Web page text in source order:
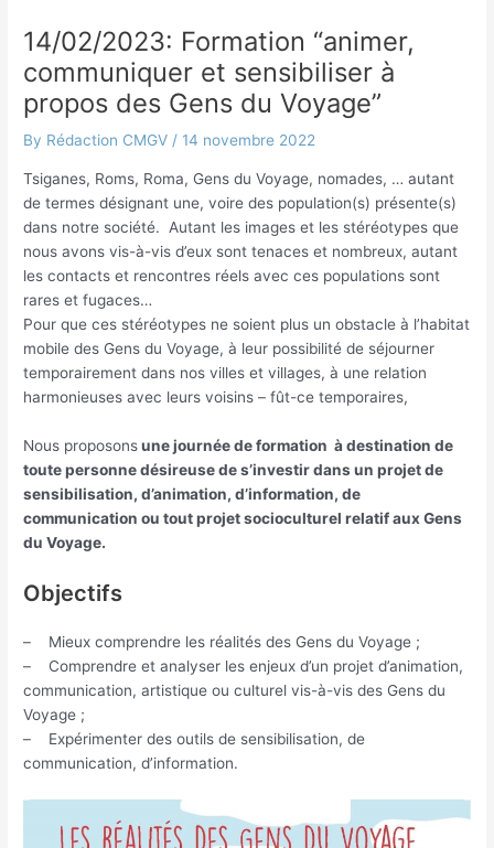
14/02/2023: Formation “animer,
communiquer et sensibiliser à
propos des Gens du Voyage”
By Rédaction CMGV/ 14 novembre 2022
Tsiganes, Roms, Roma, Gens du Voyage, nomades, … autant
de termes désignant une, voire des population(s) présente(s)
dans notre société. Autant les images et les stéréotypes que
nous avons vis-à-vis d’eux sont tenaces et nombreux, autant
les contacts et rencontres réels avec ces populations sont
rares et fugaces…
Pour que ces stéréotypes ne soient plus un obstacle à l’habitat
mobile des Gens du Voyage, à leur possibilité de séjourner
temporairement dans nos villes et villages, à une relation
harmonieuses avec leurs voisins – fût-ce temporaires,
Nous proposonsune journée de formation à destination de
toute personne désireuse de s’investir dans un projet de
sensibilisation, d’animation, d’information, de
communication ou tout projet socioculturel relatif aux Gens
du Voyage.
Objectifs
– Mieux comprendre les réalités des Gens du Voyage ;
– Comprendre et analyser les enjeux d’un projet d’animation,
communication, artistique ou culturel vis-à-vis des Gens du
Voyage ;
– Expérimenter des outils de sensibilisation, de
communication, d’information.